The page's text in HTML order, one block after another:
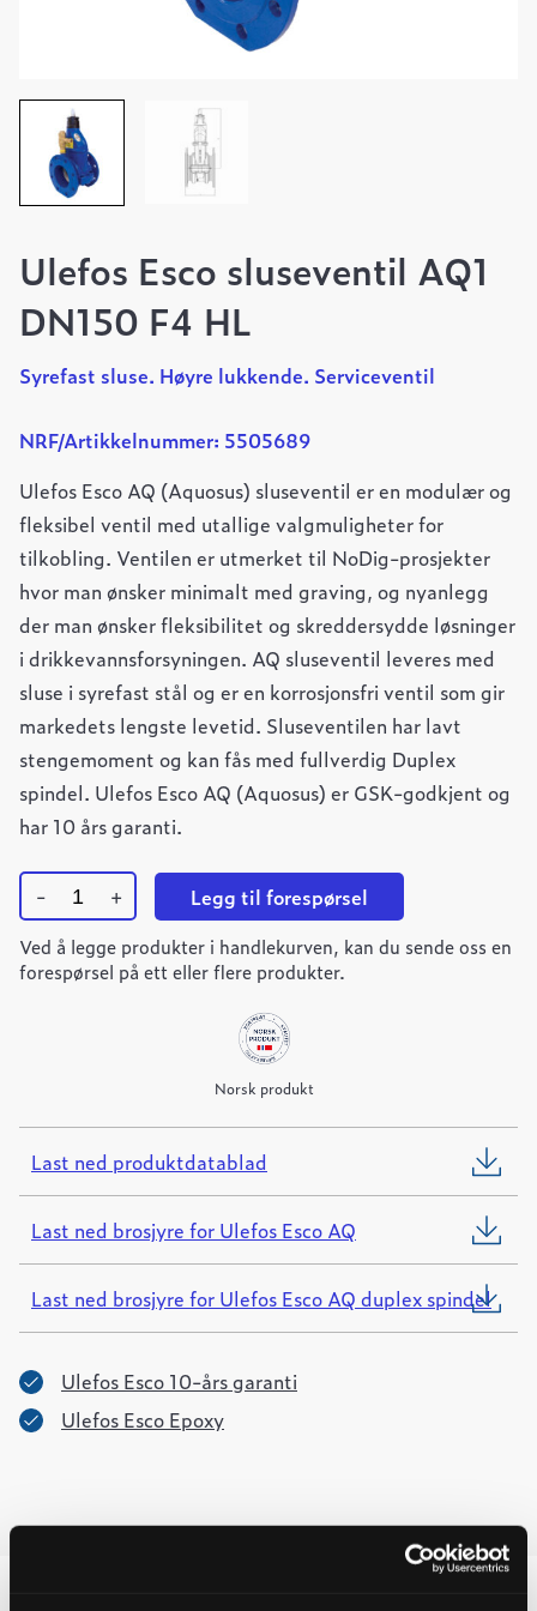
Ulefos Esco sluseventil AQ1
DN150 F4 HL
Syrefast sluse. Høyre lukkende. Serviceventil
NRF/Artikkelnummer: 5505689
Ulefos Esco AQ (Aquosus) sluseventil er en modulær og
fleksibel ventil med utallige valgmuligheter for
tilkobling. Ventilen er utmerket til NoDig-prosjekter
hvor man ønsker minimalt med graving, og nyanlegg
der man ønsker fleksibilitet og skreddersydde løsninger
i drikkevannsforsyningen. AQ sluseventil leveres med
sluse i syrefast stål og er en korrosjonsfri ventil som gir
markedets lengste levetid. Sluseventilen har lavt
stengemoment og kan fås med fullverdig Duplex
spindel. Ulefos Esco AQ (Aquosus) er GSK-godkjent og
har 10 års garanti.
-
Ulefos
Esco
sluseventil
AQ1
+ Legg til forespørsel
Ved å legge produkter i handlekurven, kan du sende oss en
forespørsel på ett eller flere produkter.
Norsk produkt
Last ned produktdatablad
Last ned brosjyre for Ulefos Esco AQ
Last ned brosjyre for Ulefos Esco AQ duplex spindel
Ulefos Esco 10-års garanti
Ulefos Esco Epoxy